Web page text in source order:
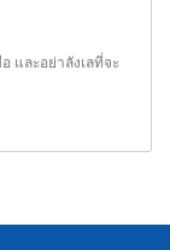
อ และอย่าลังเลที่จะ